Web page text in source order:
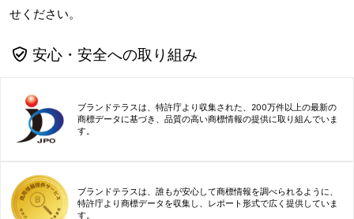
せください。
安心・安全への取り組み
ブランドテラスは、特許庁より収集された、200万件以上の最新の
商標データに基づき、品質の高い商標情報の提供に取り組んでいま
す。
ブランドテラスは、誰もが安心して商標情報を調べられるように、
特許庁より商標データを収集し、レポート形式で広く提供していま
す。